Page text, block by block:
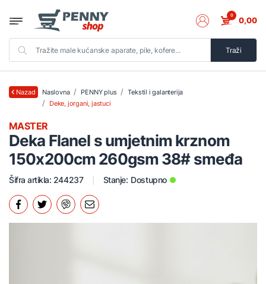
Traži
0 0,00
Nazad Naslovna PENNY plus
Tekstil i galanterija
Deke, jorgani, jastuci
Deka Flanel s umjetnim krznom
150x200cm 260gsm 38# smeđa
MASTER
Šifra artikla: 244237 Stanje: Dostupno